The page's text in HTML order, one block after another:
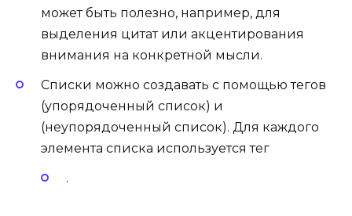
может быть полезно, например, для
выделения цитат или акцентирования
внимания на конкретной мысли.
Списки можно создавать с помощью тегов
(упорядоченный список) и
(неупорядоченный список). Для каждого
элемента списка используется тег
.